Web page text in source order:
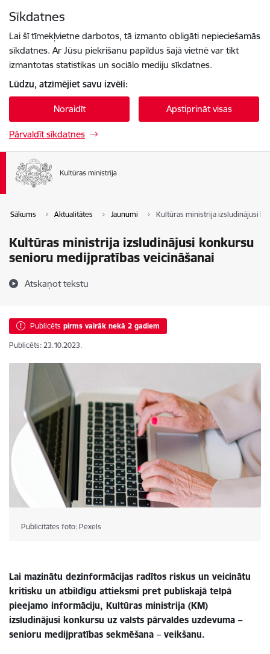
Sīkdatnes
Lai šī tīmekļvietne darbotos, tā izmanto obligāti nepieciešamās
sīkdatnes. Ar Jūsu piekrišanu papildus šajā vietnē var tikt
izmantotas statistikas un sociālo mediju sīkdatnes.
Lūdzu, atzīmējiet savu izvēli:
Noraidīt Apstiprināt visas
Pārvaldīt sīkdatnes
Sākums Aktualitātes Jaunumi Kultūras ministrija izsludinājusi
Kultūras ministrija izsludinājusi konkursu
senioru medijpratības veicināšanai
Atskaņot tekstu
Publicēts pirms vairāk nekā 2 gadiem
Publicēts: 23.10.2023.
Publicitātes foto: Pexels
Lai mazinātu dezinformācijas radītos riskus un veicinātu
kritisku un atbildīgu attieksmi pret publiskajā telpā
pieejamo informāciju, Kultūras ministrija (KM)
izsludinājusi konkursu uz valsts pārvaldes uzdevuma –
senioru medijpratības sekmēšana – veikšanu.